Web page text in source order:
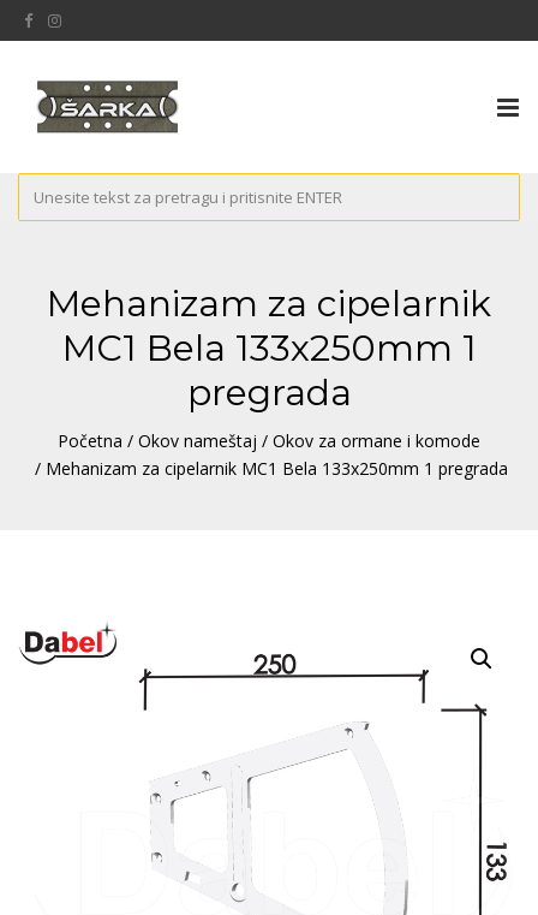
Mehanizam za cipelarnik
MC1 Bela 133x250mm 1
pregrada
Početna / Okov nameštaj / Okov za ormane i komode
/ Mehanizam za cipelarnik MC1 Bela 133x250mm 1 pregrada